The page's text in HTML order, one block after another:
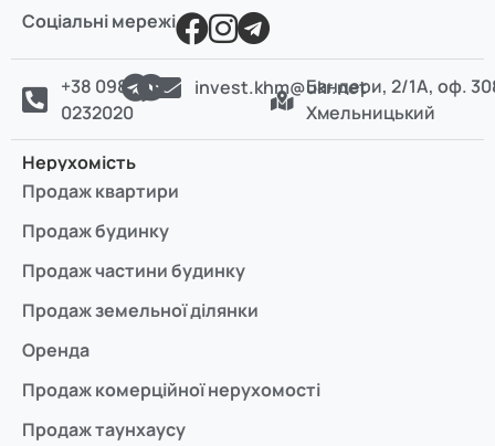
Соціальні мережі
+38 098
0232020
invest.khm@ukr.netБандери, 2/1А, оф.
Хмельницький
Нерухомість
Продаж квартири
Продаж будинку
Продаж частини будинку
Продаж земельної ділянки
Оренда
Продаж комерційної нерухомості
Продаж таунхаусу